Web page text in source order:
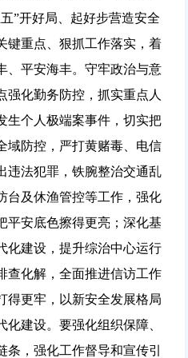
”开好局、起好步营造安全
键重点、狠抓工作落实，着
、平安海丰。守牢政治与意
强化勤务防控，抓实重点人
生个人极端案事件，切实把
域防控，严打黄赌毒、电信
违法犯罪，铁腕整治交通乱
台及休渔管控等工作，强化
平安底色擦得更亮；深化基
化建设，提升综治中心运行
查化解，全面推进信访工作
得更牢，以新安全发展格局
建设。要强化组织保障、
，强化工作督导和宣传引